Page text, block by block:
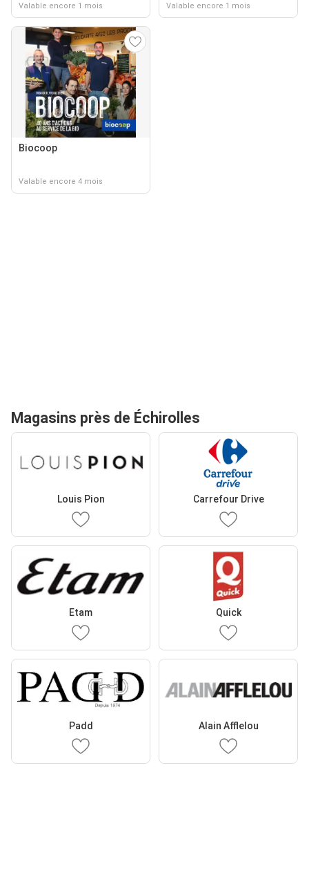
Valable encore 1 mois Valable encore 1 mois
Biocoop
Valable encore 4 mois
Magasins près de Échirolles
Louis Pion Carrefour Drive
Etam Quick
Padd Alain Afflelou